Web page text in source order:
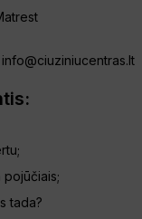
info@ciuziniucentras.lt
pojūčiais;
tada?